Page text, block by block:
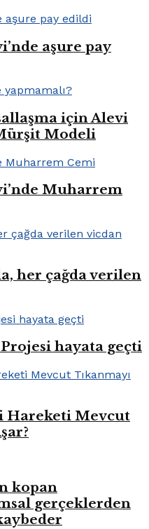
aşure pay
için Alevi
Modeli
Muharrem
her çağda verilen
hayata geçti
Hareketi Mevcut
kopan
gerçeklerden